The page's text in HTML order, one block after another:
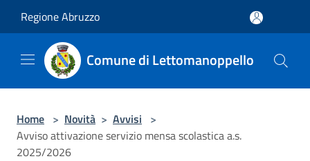
Regione Abruzzo
Comune di Lettomanoppello
Home > Novità > Avvisi >
Avviso attivazione servizio mensa scolastica a.s.
2025/2026